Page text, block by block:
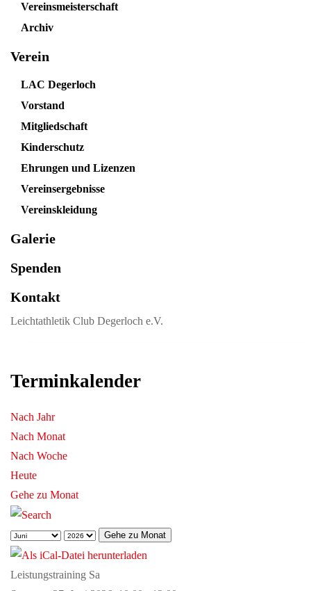
Vereinsmeisterschaft
Archiv
Verein
LAC Degerloch
Vorstand
Mitgliedschaft
Kinderschutz
Ehrungen und Lizenzen
Vereinsergebnisse
Vereinskleidung
Galerie
Spenden
Kontakt
Leichtathletik Club Degerloch e.V.
Terminkalender
Nach Jahr
Nach Monat
Nach Woche
Heute
Gehe zu Monat
Gehe zu Monat
Leistungstraining Sa